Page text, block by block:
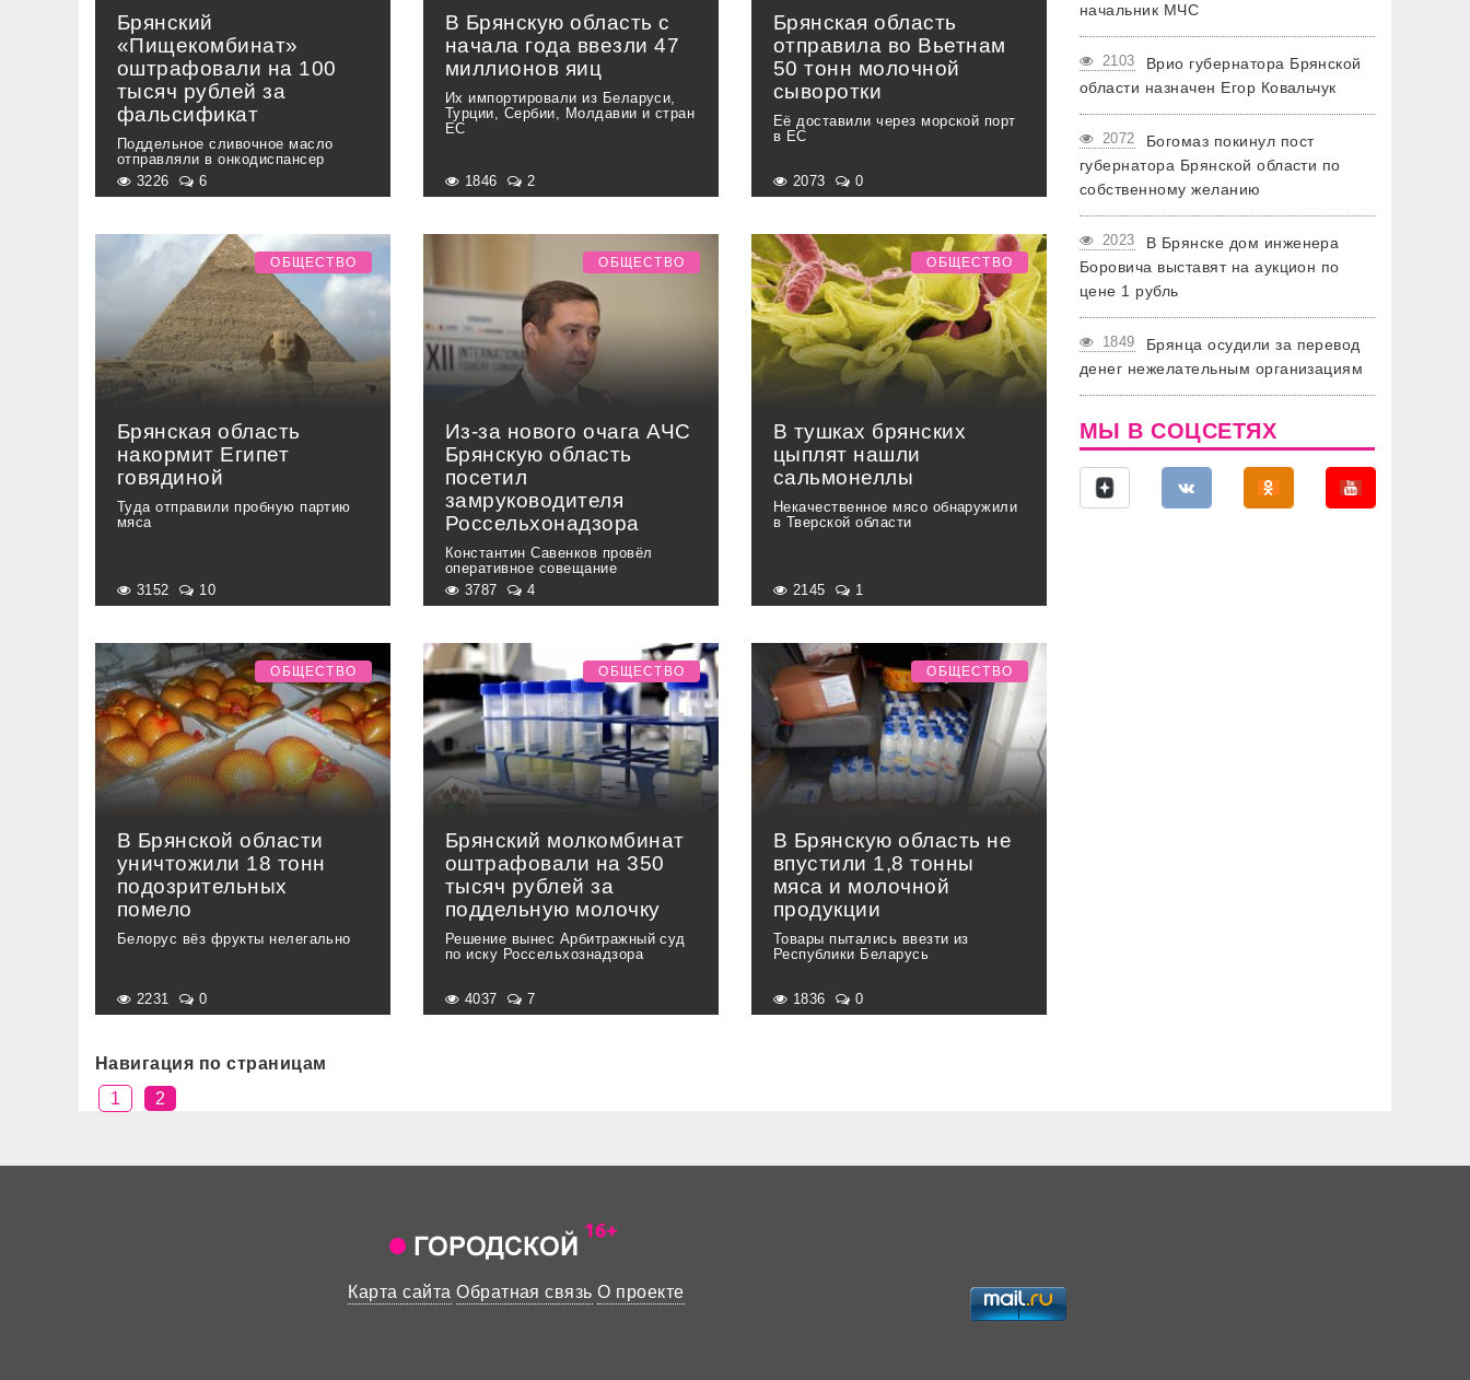
Брянский
«Пищекомбинат»
оштрафовали на 100
тысяч рублей за
фальсификат
Поддельное сливочное масло
отправляли в онкодиспансер
3226 6
В Брянскую область с
начала года ввезли 47
миллионов яиц
Их импортировали из Беларуси,
Турции, Сербии, Молдавии и стран
ЕС
1846 2
Брянская область
отправила во Вьетнам
50 тонн молочной
сыворотки
Её доставили через морской порт
в ЕС
2073 0
Брянская область
накормит Египет
говядиной
Туда отправили пробную партию
мяса
ОБЩЕСТВО
3152 10
Из-за нового очага АЧС
Брянскую область
посетил
замруководителя
Россельхонадзора
Константин Савенков провёл
оперативное совещание
ОБЩЕСТВО
3787 4
В тушках брянских
цыплят нашли
сальмонеллы
Некачественное мясо обнаружили
в Тверской области
ОБЩЕСТВО
2145 1
В Брянской области
уничтожили 18 тонн
подозрительных
помело
Белорус вёз фрукты нелегально
ОБЩЕСТВО
2231 0
Брянский молкомбинат
оштрафовали на 350
тысяч рублей за
поддельную молочку
Решение вынес Арбитражный суд
по иску Россельхознадзора
ОБЩЕСТВО
4037 7
В Брянскую область не
впустили 1,8 тонны
мяса и молочной
продукции
Товары пытались ввезти из
Республики Беларусь
ОБЩЕСТВО
1836 0
Навигация по страницам
1
2
начальник МЧС
2103
Врио губернатора Брянской
области назначен Егор Ковальчук
2072
Богомаз покинул пост
губернатора Брянской области по
собственному желанию
2023
В Брянске дом инженера
Боровича выставят на аукцион по
цене 1 рубль
1849
Брянца осудили за перевод
денег нежелательным организациям
МЫ В СОЦСЕТЯХ
Карта сайта Обратная связь О проекте